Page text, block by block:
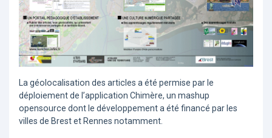
La géolocalisation des articles a été permise par le
déploiement de l’application Chimère, un mashup
opensource dont le développement a été financé par les
villes de Brest et Rennes notamment.